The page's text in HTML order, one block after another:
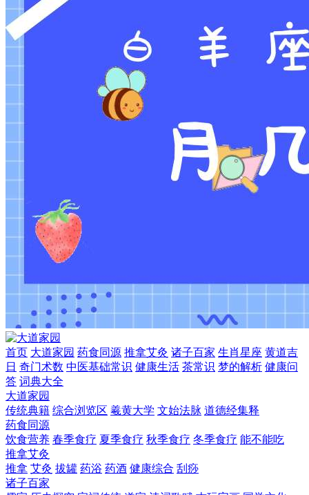
首页 大道家园 药食同源 推拿艾灸 诸子百家 生肖星座 黄道吉
日 奇门术数 中医基础常识 健康生活 茶常识 梦的解析 健康问
答 词典大全
大道家园
传统典籍 综合浏览区 羲黄大学 文始法脉 道德经集释
药食同源
饮食营养 春季食疗 夏季食疗 秋季食疗 冬季食疗 能不能吃
推拿艾灸
推拿 艾灸 拔罐 药浴 药酒 健康综合 刮痧
诸子百家